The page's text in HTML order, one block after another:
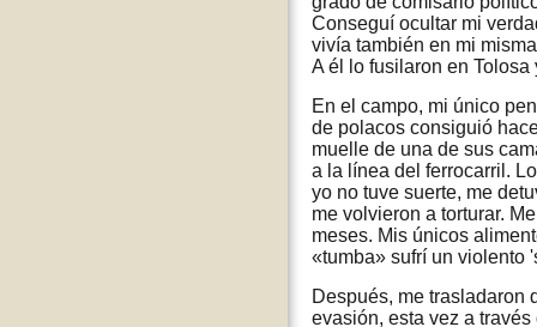
Conseguí ocultar mi
vivía también en mi
A él lo fusilaron en
En el campo, mi único
de polacos consiguió
muelle de una de sus
a la línea del ferrocarril.
yo no tuve suerte, me
me volvieron a torturar.
meses. Mis únicos
«tumba» sufrí un violento
Después, me trasladaron
evasión, esta vez a